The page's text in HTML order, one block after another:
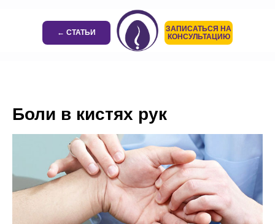
← СТАТЬИ
ЗАПИСАТЬСЯ НА
КОНСУЛЬТАЦИЮ
Боли в кистях рук